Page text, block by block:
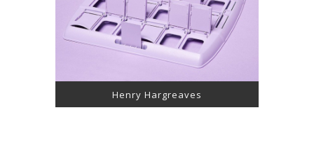
Henry Hargreaves